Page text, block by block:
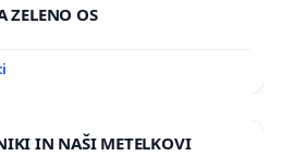
OS
IN NAŠI METELKOVI